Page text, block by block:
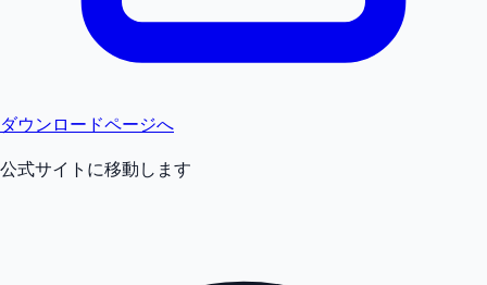
ダウンロードページへ
公式サイトに移動します